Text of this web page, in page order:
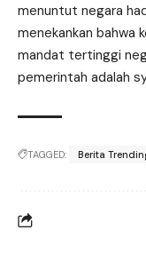
menuntut negara
menekankan bahwa
mandat tertinggi
pemerintah adalah
TAGGED: Berita